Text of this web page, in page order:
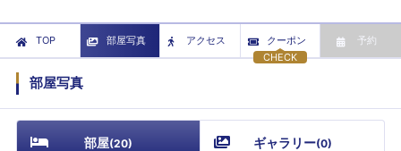
TOP 部屋写真
アクセス
CHECK
クーポン 予約
部屋写真
部屋(20) ギャラリー(0)